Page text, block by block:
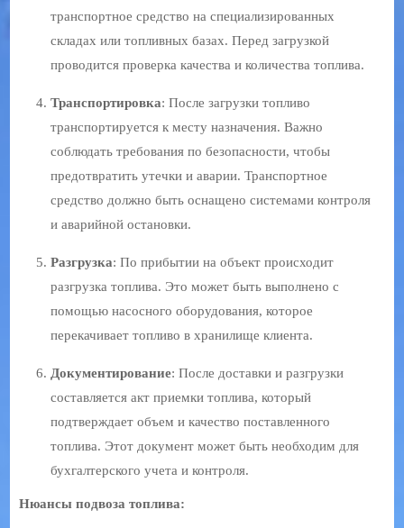
транспортное средство на специализированных
складах или топливных базах. Перед загрузкой
проводится проверка качества и количества топлива.
Транспортировка: После загрузки топливо
транспортируется к месту назначения. Важно
соблюдать требования по безопасности, чтобы
предотвратить утечки и аварии. Транспортное
средство должно быть оснащено системами контроля
и аварийной остановки.
Разгрузка: По прибытии на объект происходит
разгрузка топлива. Это может быть выполнено с
помощью насосного оборудования, которое
перекачивает топливо в хранилище клиента.
Документирование: После доставки и разгрузки
составляется акт приемки топлива, который
подтверждает объем и качество поставленного
топлива. Этот документ может быть необходим для
бухгалтерского учета и контроля.
Нюансы подвоза топлива: